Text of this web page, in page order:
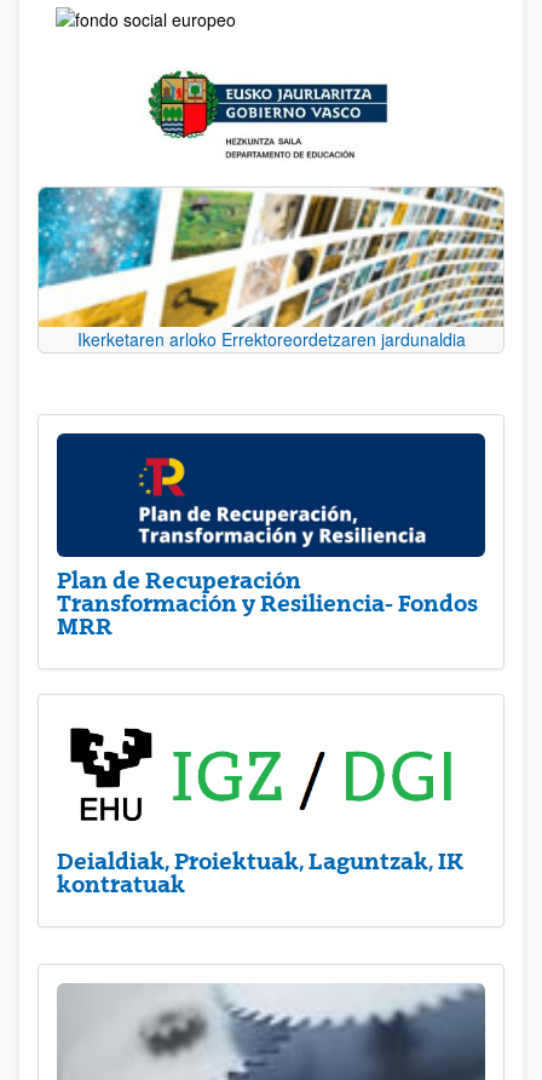
Ikerketaren arloko Errektoreordetzaren jardunaldia
Plan de Recuperación
Transformación y Resiliencia- Fondos
MRR
Deialdiak, Proiektuak, Laguntzak, IK
kontratuak